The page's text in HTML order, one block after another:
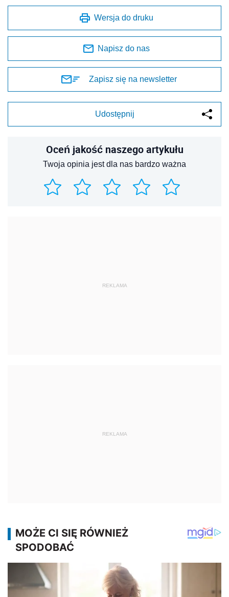
Wersja do druku
Napisz do nas
Zapisz się na newsletter
Udostępnij
Oceń jakość naszego artykułu
Twoja opinia jest dla nas bardzo ważna
REKLAMA
REKLAMA